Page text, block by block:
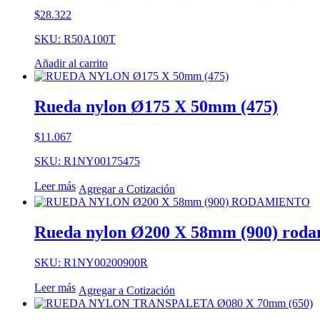
$28.322
SKU: R50A100T
Añadir al carrito
Rueda nylon Ø175 X 50mm (475)
$11.067
SKU: R1NY00175475
Leer más Agregar a Cotización
Rueda nylon Ø200 X 58mm (900)
SKU: R1NY00200900R
Leer más Agregar a Cotización